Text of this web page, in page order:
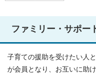
ファミリー・サポー
子育ての援助を受けたい人
が会員となり、お互いに助